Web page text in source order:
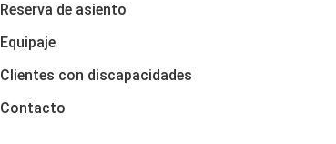
Reserva de asiento
Equipaje
Clientes con discapacidades
Contacto